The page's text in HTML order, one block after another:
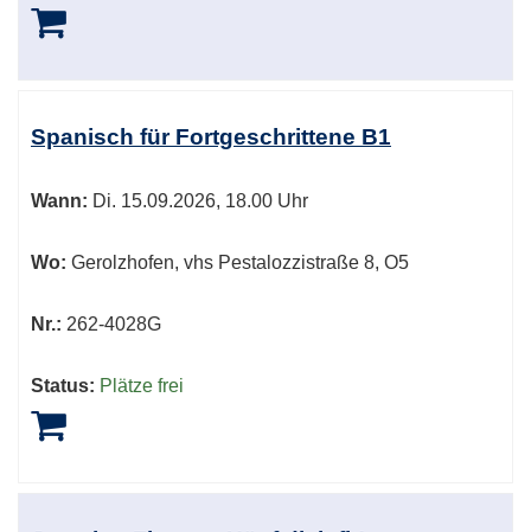
Spanisch für Fortgeschrittene B1
Wann: Di. 15.09.2026, 18.00 Uhr
Wo: Gerolzhofen, vhs Pestalozzistraße 8, O5
Nr.: 262-4028G
Status: Plätze frei